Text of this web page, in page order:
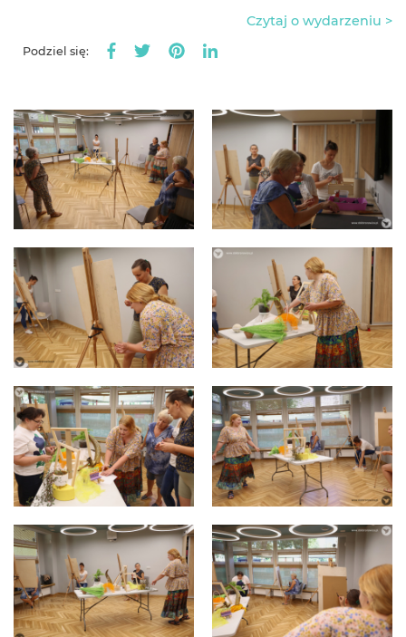
Czytaj o wydarzeniu >
Podziel się: